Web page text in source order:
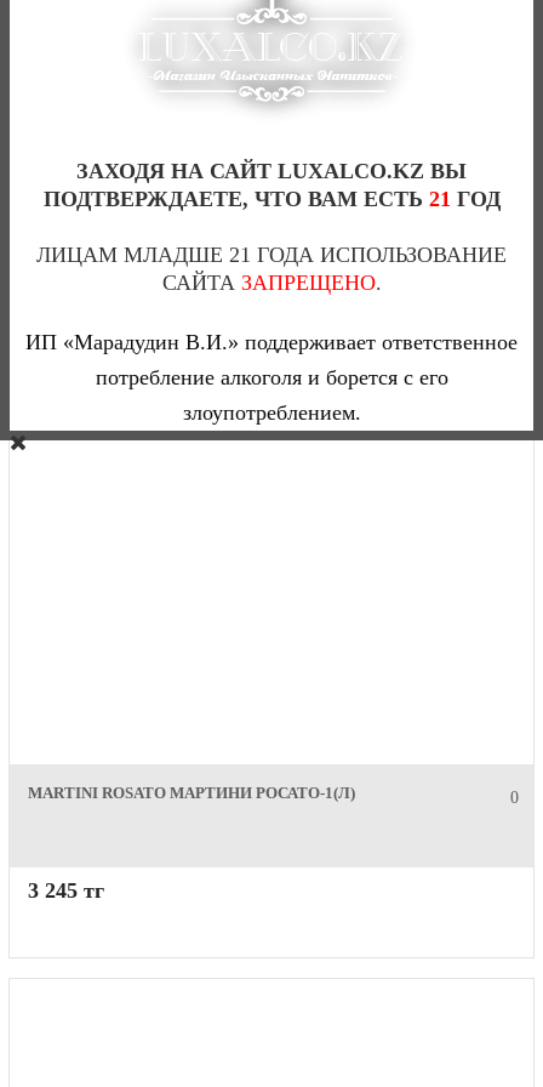
ASTI MARTINI SPUMANTE 1,5(Л)
0
MARTINI ROSATO МАРТИНИ РОСАТО-1(Л)
3 245 тг
ЗАХОДЯ НА САЙТ LUXALCO.KZ ВЫ
ПОДТВЕРЖДАЕТЕ, ЧТО ВАМ ЕСТЬ 21 ГОД
ЛИЦАМ МЛАДШЕ 21 ГОДА ИСПОЛЬЗОВАНИЕ
САЙТА ЗАПРЕЩЕНО.
ИП «Марадудин В.И.» поддерживает ответственное
потребление алкоголя и борется с его
злоупотреблением.